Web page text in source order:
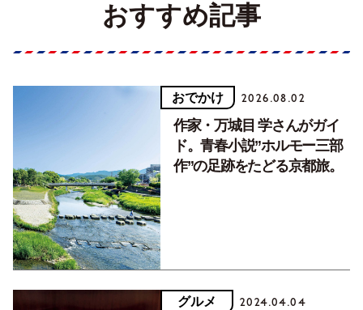
おすすめ記事
おでかけ 2026.08.02
作家・万城目 学さんがガイ
ド。青春小説”ホルモー三部
作”の足跡をたどる京都旅。
グルメ 2024.04.04